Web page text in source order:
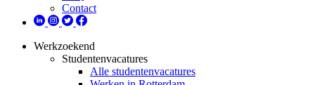
Contact
Werkzoekend
Studentenvacatures
Alle studentenvacatures